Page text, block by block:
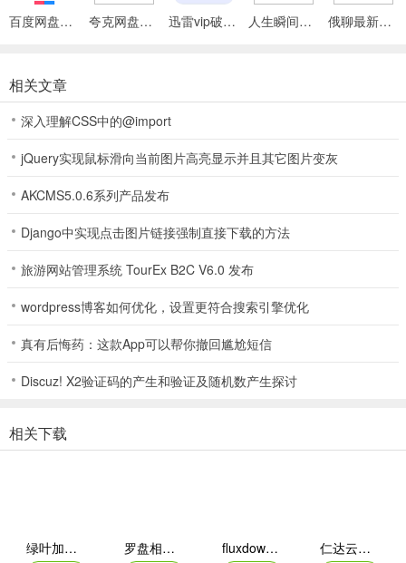
1. 多品类实时报价：黄金、白银、铂金等现货合约行情实时更新，助
您及时掌握市场动态。
价格走势。
3. 金价对比功能：支持跨年份比价，价差清晰呈现，便于您进行投资
价格。
黄金价格查询助手(贵金属查价软件)常见问题
**1. 这个软件能查哪些贵金属价格？**
答：能查黄金、白银、铂金等多品类现货合约行情。
**2. 价格是实时更新的吗？**
**3. 可以查看历史数据吗？**
答：可以，跨年份比价，价差一目了然。
百度网盘绿色免安装Pc电脑版 夸克网盘官方正式版 迅雷vip破解版永久会员2024版 人生瞬间最新手机版 俄聊最新手机版
相关文章
深入理解CSS中的@import
jQuery实现鼠标滑向当前图片高亮显示并且其它图片变灰
AKCMS5.0.6系列产品发布
Django中实现点击图片链接强制直接下载的方法
旅游网站管理系统 TourEx B2C V6.0 发布
wordpress博客如何优化，设置更符合搜索引擎优化
真有后悔药：这款App可以帮你撤回尴尬短信
Discuz! X2验证码的产生和验证及随机数产生探讨
相关下载
绿叶加速器app
罗盘相机app
fluxdown手机版
仁达云电脑app